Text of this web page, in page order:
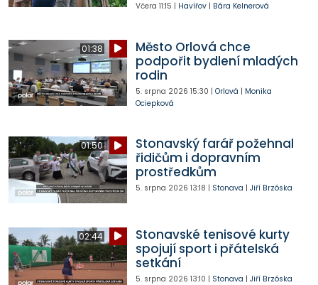
Včera 11:15 | Havířov| Bára Kelnerová
01:38
Město Orlová chce
podpořit bydlení mladých
rodin
5. srpna 2026 15:30 | Orlová | Monika
Ociepková
01:50
Stonavský farář požehnal
řidičům i dopravním
prostředkům
5. srpna 2026 13:18 | Stonava | Jiří Brzóska
02:44
Stonavské tenisové kurty
spojují sport i přátelská
setkání
5. srpna 2026 13:10 | Stonava | Jiří Brzóska